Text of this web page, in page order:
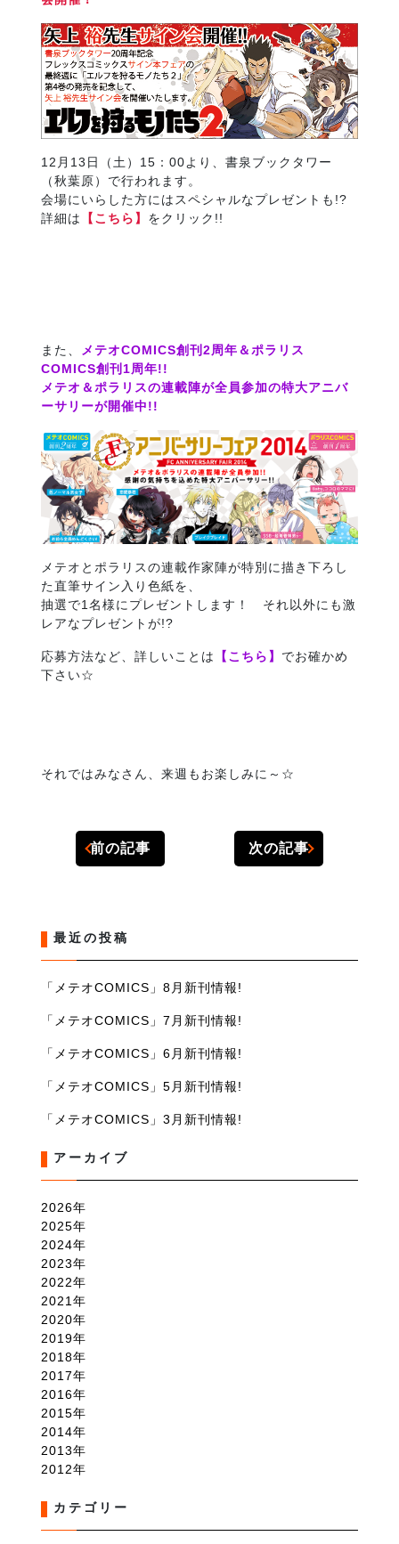
12月13日（土）15：00より、書泉ブックタワー
（秋葉原）で行われます。
会場にいらした方にはスペシャルなプレゼントも!?
詳細は
【こちら】 をクリック!!
また、
メテオCOMICS創刊2周年＆ポラリス
COMICS創刊1周年!!
メテオ＆ポラリスの連載陣が全員参加の特大アニバ
ーサリーが開催中!!
メテオとポラリスの連載作家陣が特別に描き下ろし
た直筆サイン入り色紙を、
抽選で1名様にプレゼントします！ それ以外にも激
レアなプレゼントが!?
応募方法など、詳しいことは 【こちら】 でお確かめ
下さい☆
それではみなさん、来週もお楽しみに～☆
前の記事 次の記事
最近の投稿
「メテオCOMICS」8月新刊情報!
「メテオCOMICS」7月新刊情報!
「メテオCOMICS」6月新刊情報!
「メテオCOMICS」5月新刊情報!
「メテオCOMICS」3月新刊情報!
アーカイブ
2026
2025
2024
2023
2022
2021
2020
2019
2018
2017
2016
2015
2014
2013
2012
カテゴリー